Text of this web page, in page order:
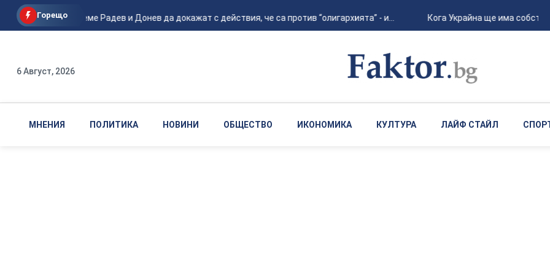
Горещо
Кънев: Време Радев и Донев да докажат с действия, че са против “олигархията” - и... Кога Украйна ще има
6 Август, 2026
МНЕНИЯ ПОЛИТИКА НОВИНИ ОБЩЕСТВО ИКОНОМИКА КУЛТУРА ЛАЙФ СТАЙЛ